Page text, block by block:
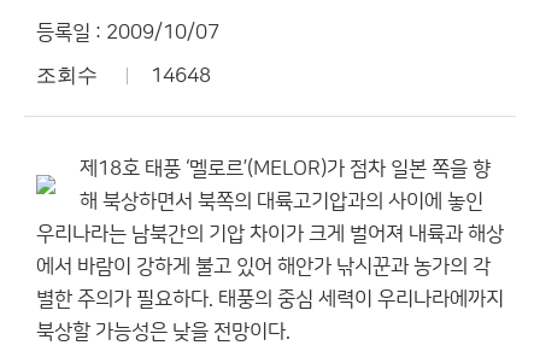
등록일 : 2009/10/07
조회수 14648
제18호 태풍 ‘멜로르’(MELOR)가 점차 일본 쪽을 향
해 북상하면서 북쪽의 대륙고기압과의 사이에 놓인
우리나라는 남북간의 기압 차이가 크게 벌어져 내륙과 해상
에서 바람이 강하게 불고 있어 해안가 낚시꾼과 농가의 각
별한 주의가 필요하다. 태풍의 중심 세력이 우리나라에까지
북상할 가능성은 낮을 전망이다.